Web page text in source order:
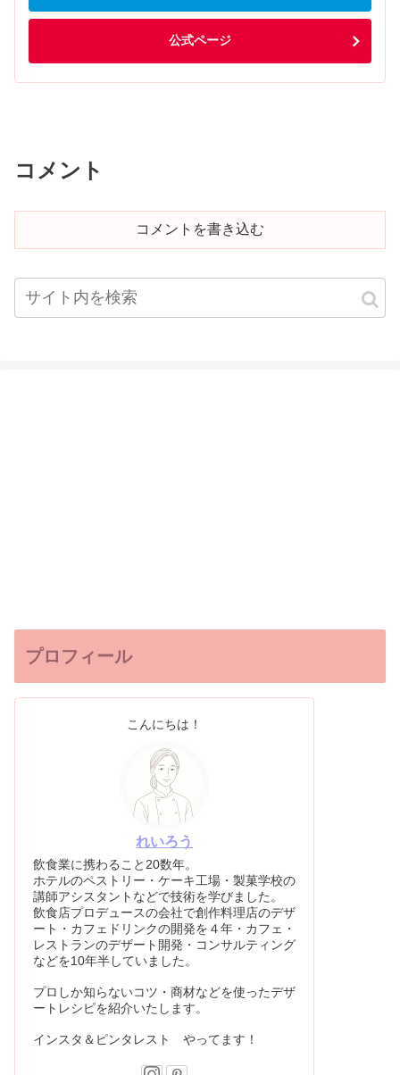
公式ページ
コメント
コメントを書き込む
プロフィール
こんにちは！
れいろう
飲食業に携わること20数年。
ホテルのペストリー・ケーキ工場・製菓学校の
講師アシスタントなどで技術を学びました。
飲食店プロデュースの会社で創作料理店のデザ
ート・カフェドリンクの開発を４年・カフェ・
レストランのデザート開発・コンサルティング
などを10年半していました。
プロしか知らないコツ・商材などを使ったデザ
ートレシピを紹介いたします。
インスタ＆ピンタレスト やってます！